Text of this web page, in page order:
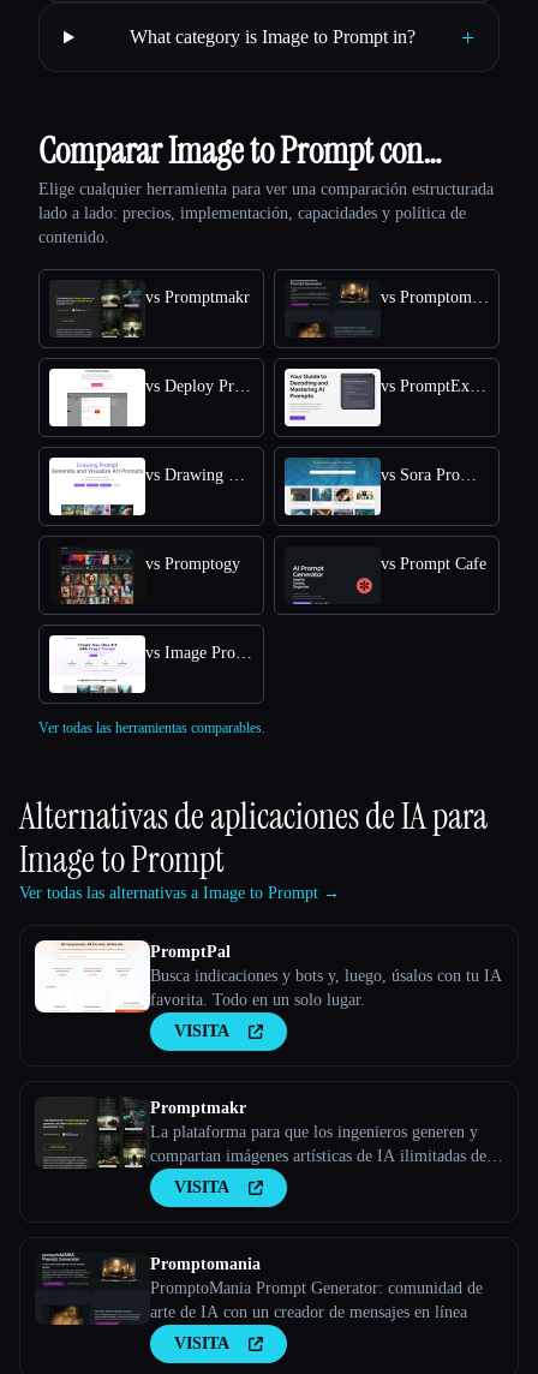
What category is Image to Prompt in? +
Comparar Image to Prompt con…
Elige cualquier herramienta para ver una comparación estructurada
lado a lado: precios, implementación, capacidades y política de
contenido.
vs Promptmakr vs Promptomania
vs Deploy Prompt vs PromptExplained
vs Drawing Prompt vs Sora Prompts Today
vs Promptogy vs Prompt Cafe
vs Image Prompt
Ver todas las herramientas comparables.
Alternativas de aplicaciones de IA para
Image to Prompt
Ver todas las alternativas a Image to Prompt →
PromptPal
Busca indicaciones y bots y, luego, úsalos con tu IA
favorita. Todo en un solo lugar.
VISITA
Promptmakr
La plataforma para que los ingenieros generen y
compartan imágenes artísticas de IA ilimitadas de
forma gratuita
VISITA
Promptomania
PromptoMania Prompt Generator: comunidad de
arte de IA con un creador de mensajes en línea
VISITA